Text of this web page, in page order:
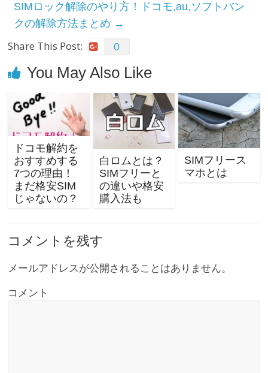
o
o
k
SIMロック解除のやり方！ドコモ,au,ソフトバン
クの解除方法まとめ →
Share This Post: 0
You May Also Like
ドコモ解約を
おすすめする
7つの理由！
まだ格安SIM
じゃないの？
白ロムとは？
SIMフリーと
の違いや格安
購入法も
SIMフリース
マホとは
コメントを残す
メールアドレスが公開されることはありません。
コメント